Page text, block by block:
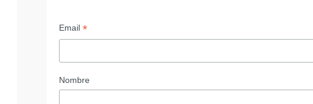
Email *
Nombre